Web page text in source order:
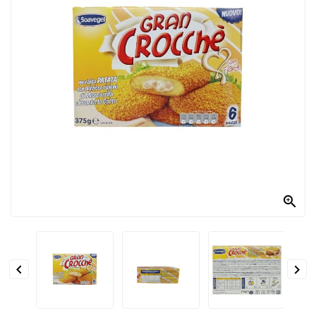
PRODOTTI
DOLCIARIO
PRODOTTI
ALIMENTI
INFANZIA

 